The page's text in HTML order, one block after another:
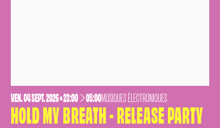
VENDREDI
VEN.04SEPTEMBRE
SEPT.2026• 23:00 05:00MUSIQUES ÉLECTRONIQUES
HOLD MY BREATH - RELEASE PARTY